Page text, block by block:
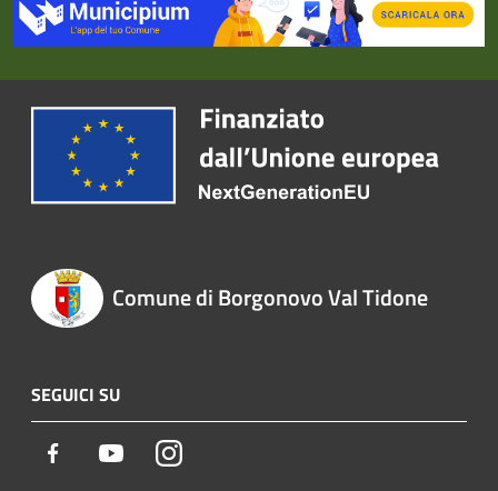
Comune di Borgonovo Val Tidone
SEGUICI SU
Facebook YoutubeInstagram